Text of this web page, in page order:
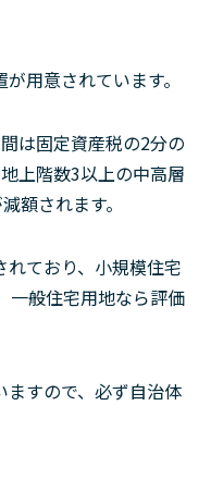
用意されています。
は固定資産税の2分の
上階数3以上の中高層
額されます。
れており、小規模住宅
一般住宅用地なら評価
ますので、必ず自治体